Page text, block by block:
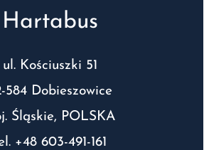
Hartabus
ul. Kościuszki 51
584 Dobieszowice
Śląskie, POLSKA
+48 603-491-161